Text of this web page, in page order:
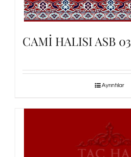
CAMİ HALISI ASB 03
Ayrıntılar